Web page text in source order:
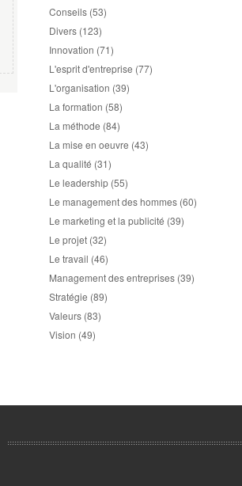
Conseils (53)
Divers (123)
Innovation (71)
L'esprit d'entreprise (77)
L'organisation (39)
La formation (58)
La méthode (84)
La mise en oeuvre (43)
La qualité (31)
Le leadership (55)
Le management des hommes (60)
Le marketing et la publicité (39)
Le projet (32)
Le travail (46)
Management des entreprises (39)
Stratégie (89)
Valeurs (83)
Vision (49)